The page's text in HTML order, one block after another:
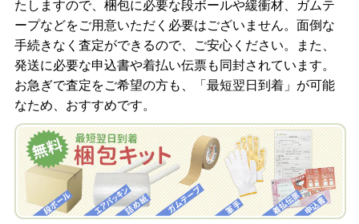
梱包キットをメールで申し込み
査定結果をメールで確認し、梱包キット
を申し込みます。梱包キットは送料無料
でお届けします。
自宅でおもちゃを発送・梱包
梱包キットに同封する発送ガイドの手順
撮影したおもちゃの写真をトーク中に送
梱包キットをLINEで申し込み
査定結果をLINEで確認し、梱包キットを
申し込みます。梱包キットは送料無料で
お届けします。
自宅でおもちゃを発送・梱包
たしますので、梱包に必要な段ボールや緩衝材、ガムテ
ープなどをご用意いただく必要はございません。面倒な
手続きなく査定ができるので、ご安心ください。また、
発送に必要な申込書や着払い伝票も同封されています。
お急ぎで査定をご希望の方も、「最短翌日到着」が可能
なため、おすすめです。